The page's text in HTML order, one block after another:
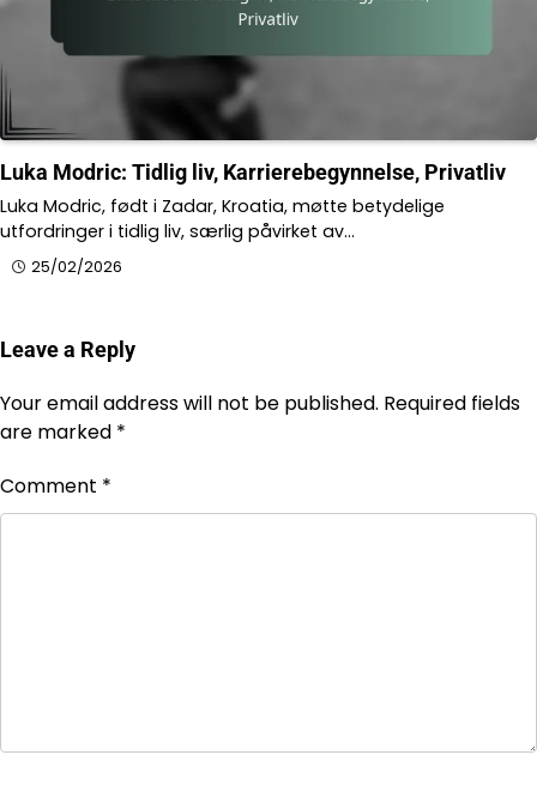
Luka Modric: Tidlig liv, Karrierebegynnelse, Privatliv
Luka Modric, født i Zadar, Kroatia, møtte betydelige
utfordringer i tidlig liv, særlig påvirket av…
25/02/2026
Leave a Reply
Your email address will not be published. Required fields
are marked *
Comment *